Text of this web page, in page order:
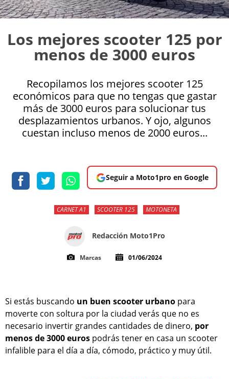
Los mejores scooter 125 por
menos de 3000 euros
Recopilamos los mejores scooter 125
económicos para que no tengas que gastar
más de 3000 euros para solucionar tus
desplazamientos urbanos. Y ojo, algunos
cuestan incluso menos de 2000 euros...
Seguir a Moto1pro en Google
CARNET A1 SCOOTER 125 MOTONETA
Redacción Moto1Pro
Marcas 01/06/2024
Si estás buscando un buen scooter urbano para
moverte con soltura por la ciudad verás que no es
necesario invertir grandes cantidades de dinero, por
menos de 3000 euros podrás tener en casa un scooter
infalible para el día a día, cómodo, práctico y muy útil.